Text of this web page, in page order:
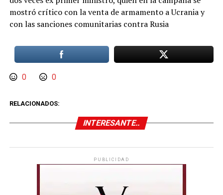
mostró crítico con la venta de armamento a Ucrania y
con las sanciones comunitarias contra Rusia
0 0
RELACIONADOS:
INTERESANTE..
PUBLICIDAD